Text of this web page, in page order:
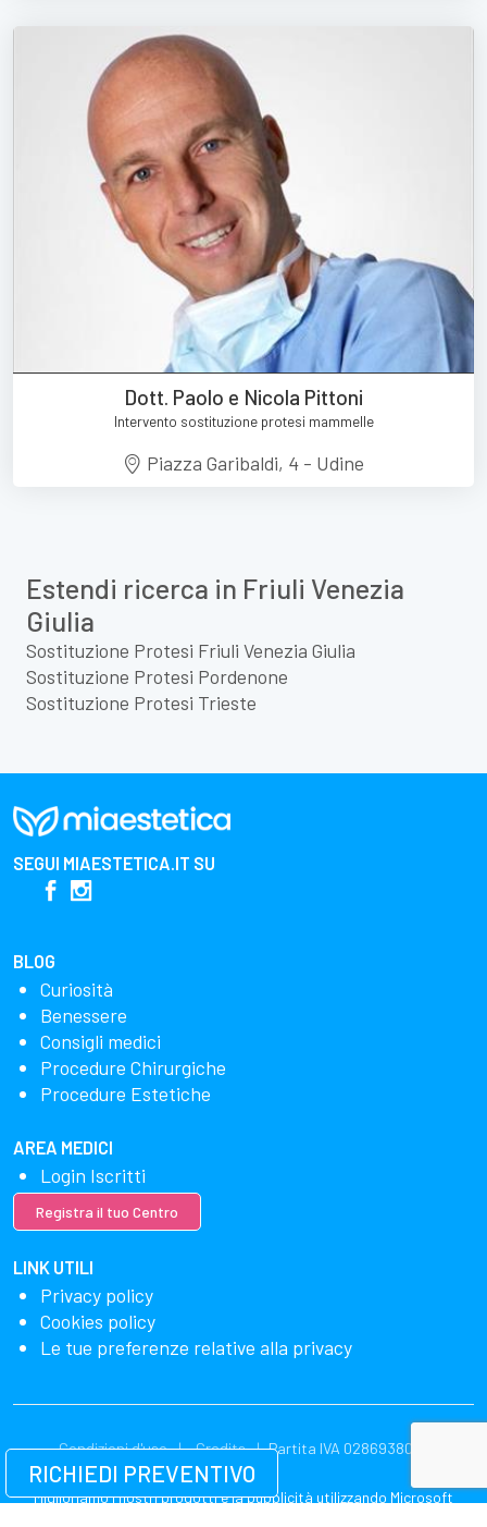
Dott. Paolo e Nicola Pittoni
Intervento sostituzione protesi mammelle
Piazza Garibaldi, 4 - Udine
Estendi ricerca in Friuli Venezia
Giulia
Sostituzione Protesi Friuli Venezia Giulia
Sostituzione Protesi Pordenone
Sostituzione Protesi Trieste
SEGUI MIAESTETICA.IT SU
BLOG
Curiosità
Benessere
Consigli medici
Procedure Chirurgiche
Procedure Estetiche
AREA MEDICI
Login Iscritti
Registra il tuo Centro
LINK UTILI
Privacy policy
Cookies policy
Le tue preferenze relative alla privacy
Condizioni d'uso Credits Partita IVA 02869380549
Miglioriamo i nostri prodotti e la pubblicità utilizzando Microsoft
RICHIEDI PREVENTIVO